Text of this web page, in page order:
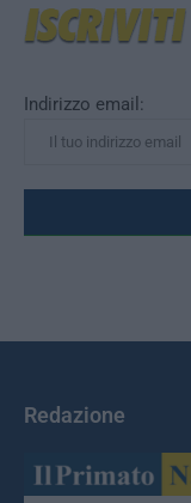
Indirizzo email:
Redazione